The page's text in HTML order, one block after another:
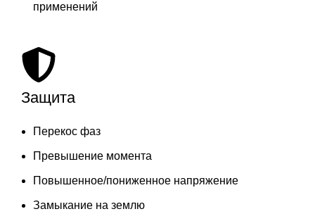
применений
Защита
Перекос фаз
Превышение момента
Повышенное/пониженное напряжение
Замыкание на землю